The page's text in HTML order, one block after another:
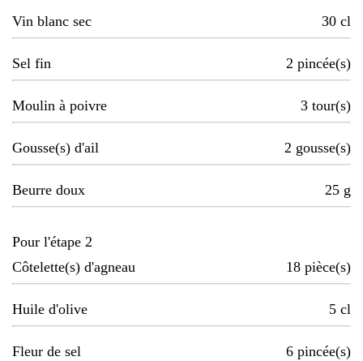
Vin blanc sec 30 cl
Sel fin 2 pincée(s)
Moulin à poivre 3 tour(s)
Gousse(s) d'ail 2 gousse(s)
Beurre doux 25 g
Pour l'étape 2
Côtelette(s) d'agneau
18 pièce(s)
Huile d'olive 5 cl
Fleur de sel 6 pincée(s)